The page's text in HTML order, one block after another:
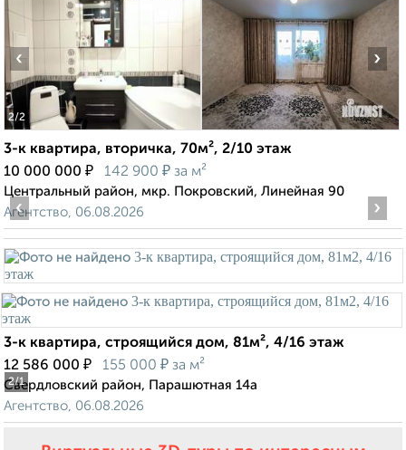
2/2
‹ ›
3-к квартира, вторичка, 70м², 2/10 этаж
10 000 000 ₽ 142 900 ₽ за м²
Центральный район, мкр. Покровский, Линейная 90
Агентство, 06.08.2026
2/1
‹ ›
3-к квартира, строящийся дом, 81м², 4/16 этаж
12 586 000 ₽ 155 000 ₽ за м²
Свердловский район, Парашютная 14а
Агентство, 06.08.2026